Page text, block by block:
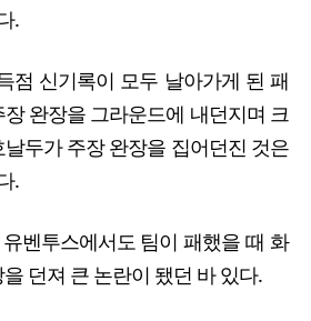
.
점 신기록이 모두 날아가게 된 패
완장을 그라운드에 내던지며 크
두가 주장 완장을 집어던진 것은
.
벤투스에서도 팀이 패했을 때 화
던져 큰 논란이 됐던 바 있다.